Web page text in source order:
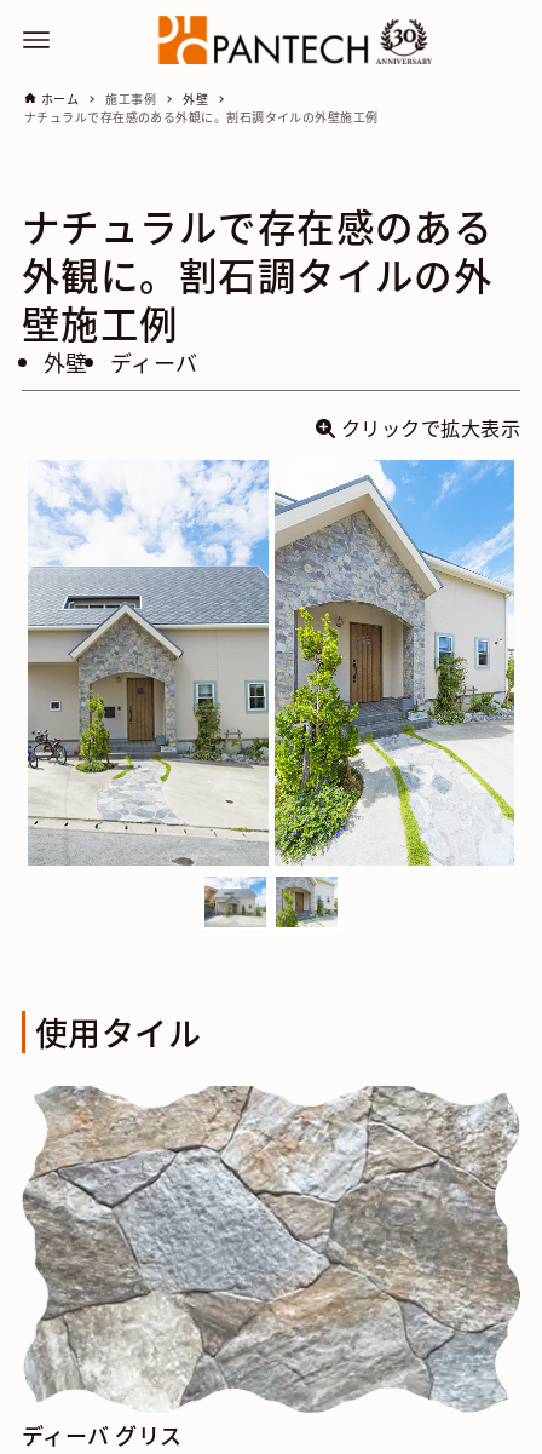
ホーム 施工事例
外壁
ナチュラルで存在感のある外観に。割石調タイルの外壁施工例
ナチュラルで存在感のある
外観に。割石調タイルの外
壁施工例
外壁 ディーバ
クリックで拡大表示
使用タイル
ディーバ グリス